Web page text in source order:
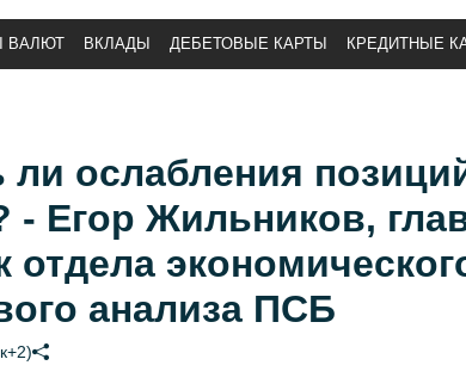
ВАЛЮТ ВКЛАДЫ ДЕБЕТОВЫЕ КАРТЫ КРЕДИТНЫЕ
ослабления
- Егор Жильников,
отдела
анализа ПСБ